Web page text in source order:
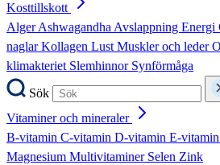
Kosttillskott
AlgerAshwagandhaAvslappning Energi
naglarKollagen LustMuskler och leder
klimakteriet Slemhinnor Synförmåga
Sök
Vitaminer och mineraler
B-vitamin C-vitamin D-vitamin E-vitamin
Magnesium Multivitaminer Selen Zink